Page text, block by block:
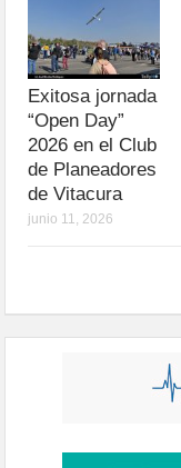
Exitosa jornada
“Open Day”
2026 en el Club
de Planeadores
de Vitacura
junio 11, 2026